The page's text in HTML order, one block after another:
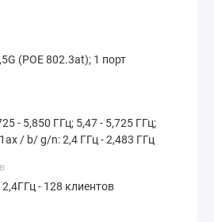
(POE 802.3at); 1 порт
- 5,850 ГГц; 5,47 - 5,725 ГГц;
/ b/ g/n: 2,4 ГГц - 2,483 ГГц
- 128 клиентов